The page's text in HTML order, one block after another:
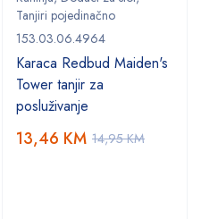
Tanjiri pojedinačno
153.03.06.4964
Karaca Redbud Maiden's
Tower tanjir za
posluživanje
14,95KM
13,46 KM